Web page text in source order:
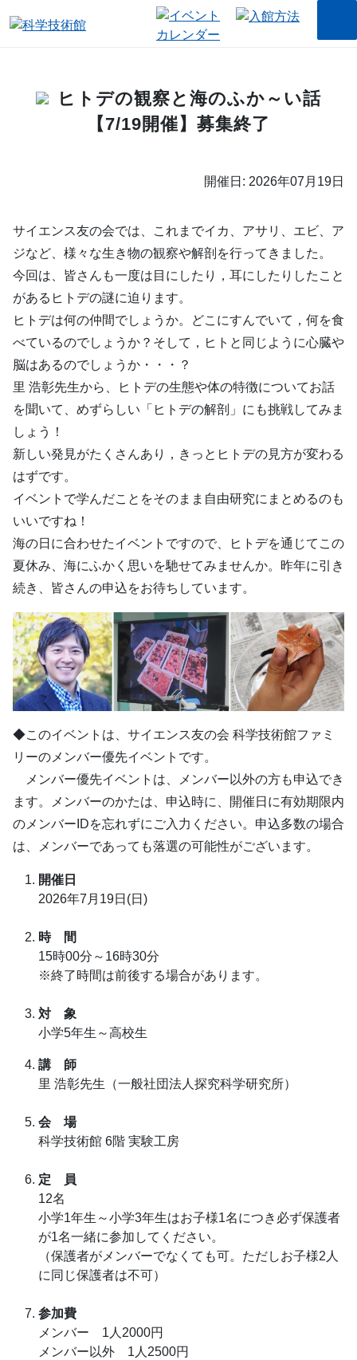
ヒトデの観察と海のふか～い話
【7/19開催】募集終了
開催日: 2026年07月19日
サイエンス友の会では、これまでイカ、アサリ、エビ、ア
ジなど、様々な生き物の観察や解剖を行ってきました。
今回は、皆さんも一度は目にしたり，耳にしたりしたこと
があるヒトデの謎に迫ります。
ヒトデは何の仲間でしょうか。どこにすんでいて，何を食
べているのでしょうか？そして，ヒトと同じように心臓や
脳はあるのでしょうか・・・？
里 浩彰先生から、ヒトデの生態や体の特徴についてお話
を聞いて、めずらしい「ヒトデの解剖」にも挑戦してみま
しょう！
新しい発見がたくさんあり，きっとヒトデの見方が変わる
はずです。
イベントで学んだことをそのまま自由研究にまとめるのも
いいですね！
海の日に合わせたイベントですので、ヒトデを通じてこの
夏休み、海にふかく思いを馳せてみませんか。昨年に引き
続き、皆さんの申込をお待ちしています。
◆このイベントは、サイエンス友の会 科学技術館ファミ
リーのメンバー優先イベントです。
メンバー優先イベントは、メンバー以外の方も申込でき
ます。メンバーのかたは、申込時に、開催日に有効期限内
のメンバーIDを忘れずにご入力ください。申込多数の場合
は、メンバーであっても落選の可能性がございます。
開催日
2026年7月19日(日)
時 間
15時00分～16時30分
※終了時間は前後する場合があります。
対 象
小学5年生～高校生
講 師
里 浩彰先生（一般社団法人探究科学研究所）
会 場
科学技術館 6階 実験工房
定 員
12名
小学1年生～小学3年生はお子様1名につき必ず保護者
が1名一緒に参加してください。
（保護者がメンバーでなくても可。ただしお子様2人
に同じ保護者は不可）
参加費
メンバー 1人2000円
メンバー以外 1人2500円